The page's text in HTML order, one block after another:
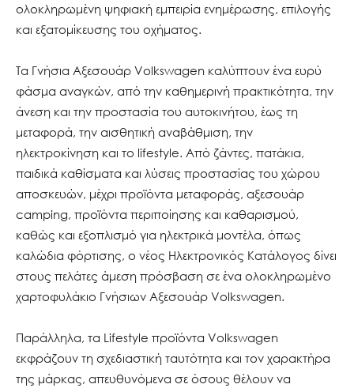
ολοκληρωμένη ψηφιακή εμπειρία ενημέρωσης, επιλογής
και εξατομίκευσης του οχήματος.
Τα Γνήσια Αξεσουάρ Volkswagen καλύπτουν ένα ευρύ
φάσμα αναγκών, από την καθημερινή πρακτικότητα, την
άνεση και την προστασία του αυτοκινήτου, έως τη
μεταφορά, την αισθητική αναβάθμιση, την
ηλεκτροκίνηση και το lifestyle. Από ζάντες, πατάκια,
παιδικά καθίσματα και λύσεις προστασίας του χώρου
αποσκευών, μέχρι προϊόντα μεταφοράς, αξεσουάρ
camping, προϊόντα περιποίησης και καθαρισμού,
καθώς και εξοπλισμό για ηλεκτρικά μοντέλα, όπως
καλώδια φόρτισης, ο νέος Ηλεκτρονικός Κατάλογος δίνει
στους πελάτες άμεση πρόσβαση σε ένα ολοκληρωμένο
χαρτοφυλάκιο Γνήσιων Αξεσουάρ Volkswagen.
Παράλληλα, τα Lifestyle προϊόντα Volkswagen
εκφράζουν τη σχεδιαστική ταυτότητα και τον χαρακτήρα
της μάρκας, απευθυνόμενα σε όσους θέλουν να